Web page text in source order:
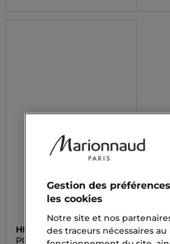
HELENA RUBINSTEIN
POWERCELL
Gestion des
les cookies
Notre site et nos
des traceurs nécessaires au